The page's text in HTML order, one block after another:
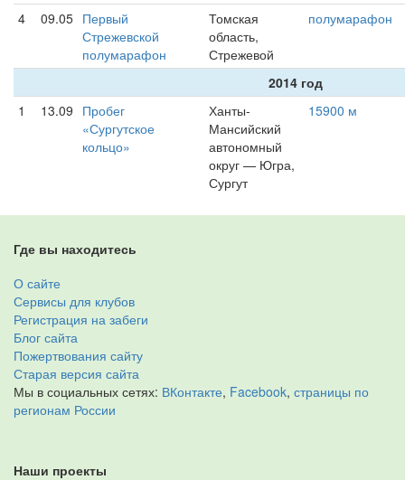
4 09.05 Первый
Стрежевской
полумарафон
Томская
область,
Стрежевой
полумарафон
2014 год
1
13.09 Пробег
«Сургутское
кольцо»
Ханты-
Мансийский
автономный
округ — Югра,
Сургут
15900 м
Где вы находитесь
О сайте
Сервисы для клубов
Регистрация на забеги
Блог сайта
Пожертвования сайту
Старая версия сайта
Мы в социальных сетях: ВКонтакте, Facebook, страницы по
регионам России
Наши проекты